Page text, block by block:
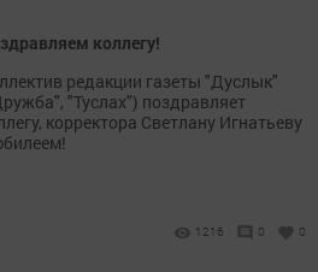
коллегу!
редакции газеты "Дуслык"
"Туслах") поздравляет
корректора Светлану Игнатьеву
1216 0 0